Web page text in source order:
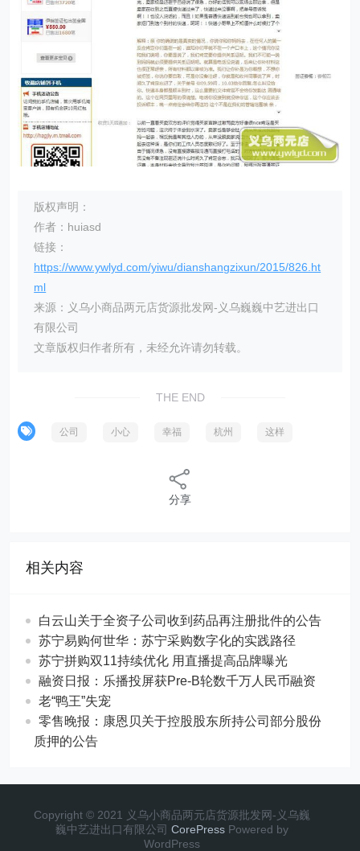
版权声明：
作者：huiasd
链接：
https://www.ywlyd.com/yiwu/dianshangzixun/2015/826.ht
ml
来源：义乌小商品两元店货源批发网-义乌巍巍中艺进出口
有限公司
文章版权归作者所有，未经允许请勿转载。
THE END
公司 小心 幸福 杭州 这样
分享
相关内容
白云山关于全资子公司收到药品再注册批件的公告
苏宁易购何世华：苏宁采购数字化的实践路径
苏宁拼购双11持续优化 用直播提高品牌曝光
融资日报：乐播投屏获Pre-B轮数千万人民币融资
老“鸭王”失宠
零售晚报：康恩贝关于控股股东所持公司部分股份
质押的公告
Copyright © 2021 义乌小商品两元店货源批发网-义乌巍
巍中艺进出口有限公司 CorePress Powered by
WordPress